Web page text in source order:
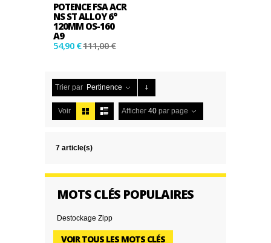
POTENCE FSA ACR
NS ST ALLOY 6°
120MM OS-160
A9
54,90 €111,00 €
Trier par Pertinence
Voir Afficher 40 par page
7 article(s)
MOTS CLÉS POPULAIRES
Destockage Zipp
VOIR TOUS LES MOTS CLÉS